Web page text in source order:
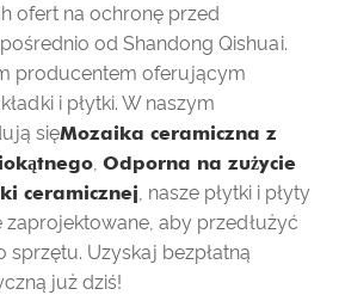
ofert na ochronę przed
od Shandong Qishuai.
producentem oferującym
i płytki. W naszym
sięMozaika ceramiczna z
Odporna na zużycie
ceramicznej , nasze płytki i płyty
aby przedłużyć
Uzyskaj bezpłatną
już dziś!